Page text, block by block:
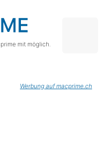
mit möglich.
Werbung auf macprime.ch